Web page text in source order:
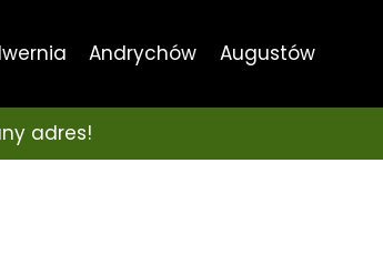
Andrychów Augustów
adres!